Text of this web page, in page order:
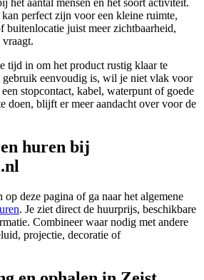
het aantal mensen en het soort activiteit.
perfect zijn voor een kleine ruimte,
buitenlocatie juist meer zichtbaarheid,
vraagt.
tijd in om het product rustig klaar te
gebruik eenvoudig is, wil je niet vlak voor
stopcontact, kabel, waterpunt of goede
doen, blijft er meer aandacht over voor de
huren bij
deze pagina of ga naar het algemene
. Je ziet direct de huurprijs, beschikbare
Combineer waar nodig met andere
projectie, decoratie of